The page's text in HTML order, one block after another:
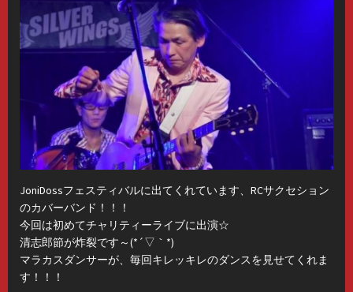
JoniDossフェスティバルに出てくれています、RCサクセション
のカバーバンド！！！
今回は初めてチャリティーライブに出演☆
清志郎節が炸裂です～(*´▽｀*)
マラカスダンサーが、毎回キレッキレのダンスを見せてくれま
す！！！